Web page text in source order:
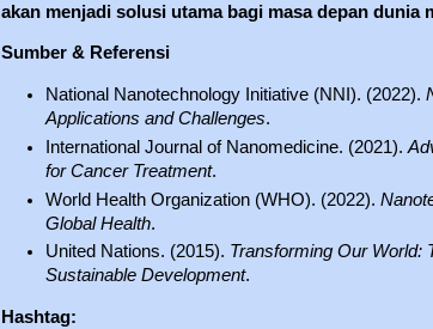
akan menjadi solusi utama bagi masa depan dunia
Sumber & Referensi
National Nanotechnology Initiative (NNI). (2022).
Applications and Challenges.
International Journal of Nanomedicine. (2021).
for Cancer Treatment.
World Health Organization (WHO). (2022).
Global Health.
United Nations. (2015). Transforming Our World:
Sustainable Development.
Hashtag: